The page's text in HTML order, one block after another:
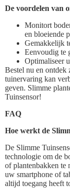
De voordelen van
Monitort
en bloeiende
Gemakkelijk
Eenvoudig te
Optimaliseer
Bestel nu en ontdek
tuinervaring kan
geven. Slimme
Tuinsensor!
FAQ
Hoe werkt de
De Slimme
technologie om de
of plantenbakken te
uw smartphone of
altijd toegang heeft